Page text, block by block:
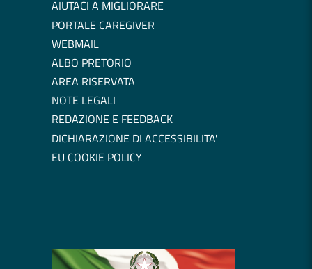
AIUTACI A MIGLIORARE
PORTALE CAREGIVER
WEBMAIL
ALBO PRETORIO
AREA RISERVATA
NOTE LEGALI
REDAZIONE E FEEDBACK
DICHIARAZIONE DI ACCESSIBILITA'
EU COOKIE POLICY